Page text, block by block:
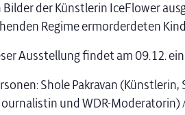
der Künstlerin IceFlower
Regime ermorderdeten
Ausstellung findet am 09.12.
Shole Pakravan
und WDR-Moderatorin)